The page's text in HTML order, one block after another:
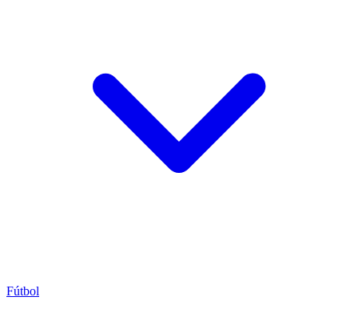
Fútbol